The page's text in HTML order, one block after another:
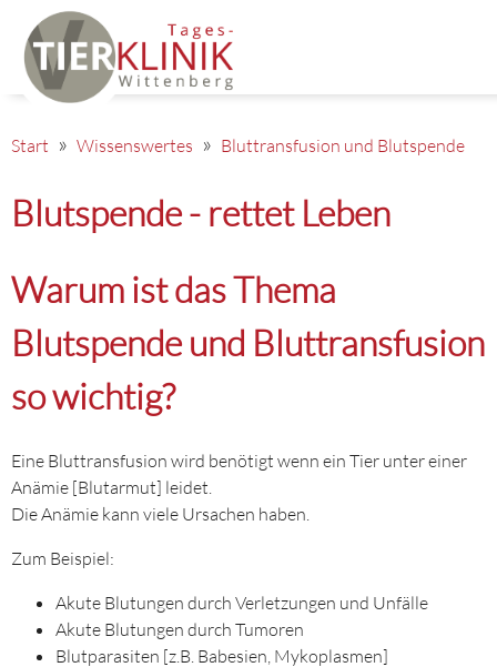
Start Wissenswertes Bluttransfusion und Blutspende
Blutspende - rettet Leben
Warum ist das Thema
Blutspende und Bluttransfusion
so wichtig?
Eine Bluttransfusion wird benötigt wenn ein Tier unter einer
Anämie [Blutarmut] leidet.
Die Anämie kann viele Ursachen haben.
Zum Beispiel:
Akute Blutungen durch Verletzungen und Unfälle
Akute Blutungen durch Tumoren
Blutparasiten [z.B. Babesien, Mykoplasmen]